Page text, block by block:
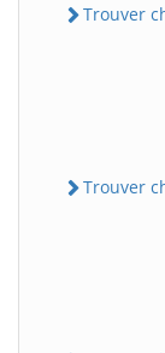
Trouver
Trouver